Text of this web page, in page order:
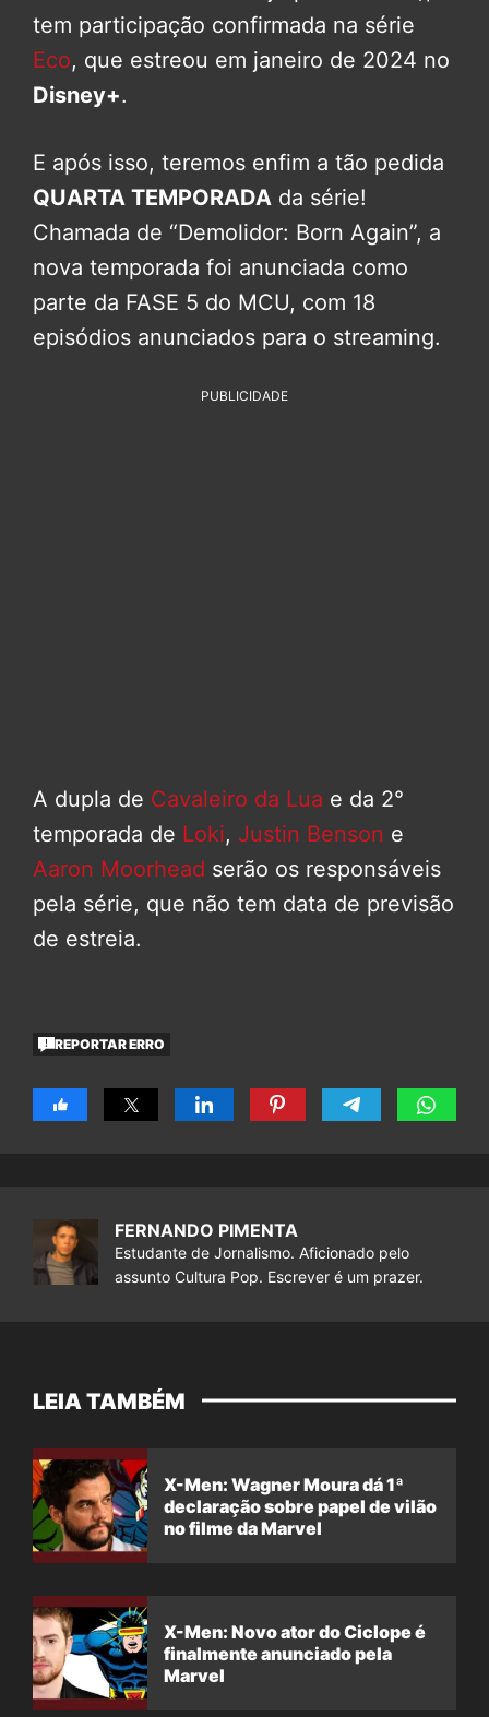
tem participação confirmada na série
Eco, que estreou em janeiro de 2024 no
Disney+.
E após isso, teremos enfim a tão pedida
QUARTA TEMPORADA da série!
Chamada de “Demolidor: Born Again”, a
nova temporada foi anunciada como
parte da FASE 5 do MCU, com 18
episódios anunciados para o streaming.
PUBLICIDADE
A dupla de Cavaleiro da Lua e da 2°
temporada de Loki, Justin Benson e
Aaron Moorhead serão os responsáveis
pela série, que não tem data de previsão
de estreia.
REPORTAR ERRO
FERNANDO PIMENTA
Estudante de Jornalismo. Aficionado pelo
assunto Cultura Pop. Escrever é um prazer.
LEIA TAMBÉM
X-Men: Wagner Moura dá 1ª
declaração sobre papel de vilão
no filme da Marvel
X-Men: Novo ator do Ciclope é
finalmente anunciado pela
Marvel